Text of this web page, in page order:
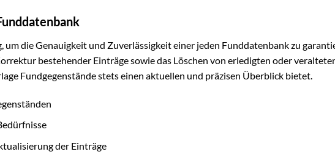
die Genauigkeit und Zuverlässigkeit einer jeden Funddatenbank zu
bestehender Einträge sowie das Löschen von erledigten oder
Fundgegenstände stets einen aktuellen und präzisen Überblick bietet.
der Einträge